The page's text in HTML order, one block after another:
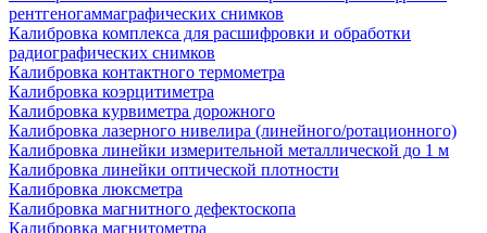
рентгеногаммаграфических снимков
Калибровка комплекса для расшифровки и обработки
радиографических снимков
Калибровка контактного термометра
Калибровка коэрцитиметра
Калибровка курвиметра дорожного
Калибровка лазерного нивелира (линейного/ротационного)
Калибровка линейки измерительной металлической до 1 м
Калибровка линейки оптической плотности
Калибровка люксметра
Калибровка магнитного дефектоскопа
Калибровка магнитометра